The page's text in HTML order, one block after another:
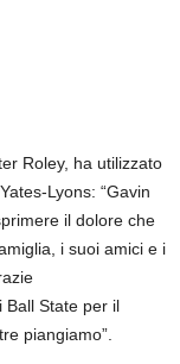
Roley, ha utilizzato
Lyons: “Gavin
il dolore che
i suoi amici e i
Ball State per il
piangiamo”.